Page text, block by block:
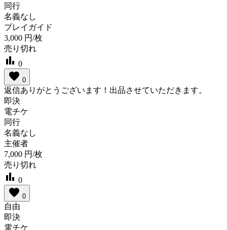
同行
名義なし
プレイガイド
3,000 円/枚
売り切れ
bar_chart 0
favorite 0
返信ありがとうございます！出品させていただきます。
即決
電チケ
同行
名義なし
主催者
7,000 円/枚
売り切れ
bar_chart 0
favorite 0
自由
即決
電チケ